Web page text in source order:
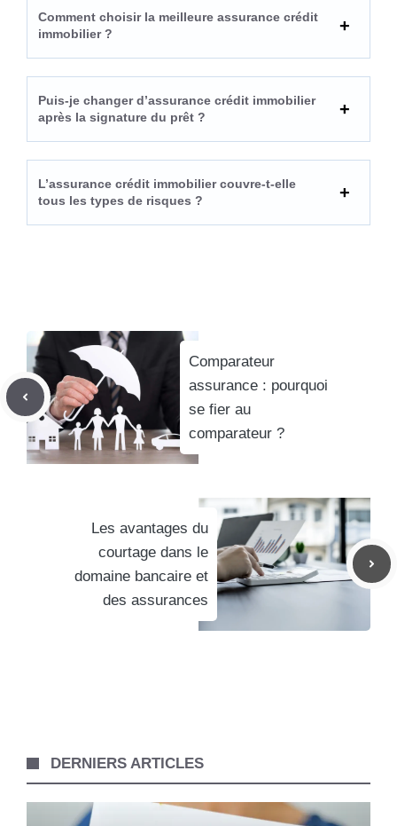
Comment choisir la meilleure assurance crédit
immobilier ?
Puis-je changer d’assurance crédit immobilier
après la signature du prêt ?
L’assurance crédit immobilier couvre-t-elle
tous les types de risques ?
Comparateur
assurance : pourquoi
se fier au
comparateur ?
Les avantages du
courtage dans le
domaine bancaire et
des assurances
DERNIERS ARTICLES